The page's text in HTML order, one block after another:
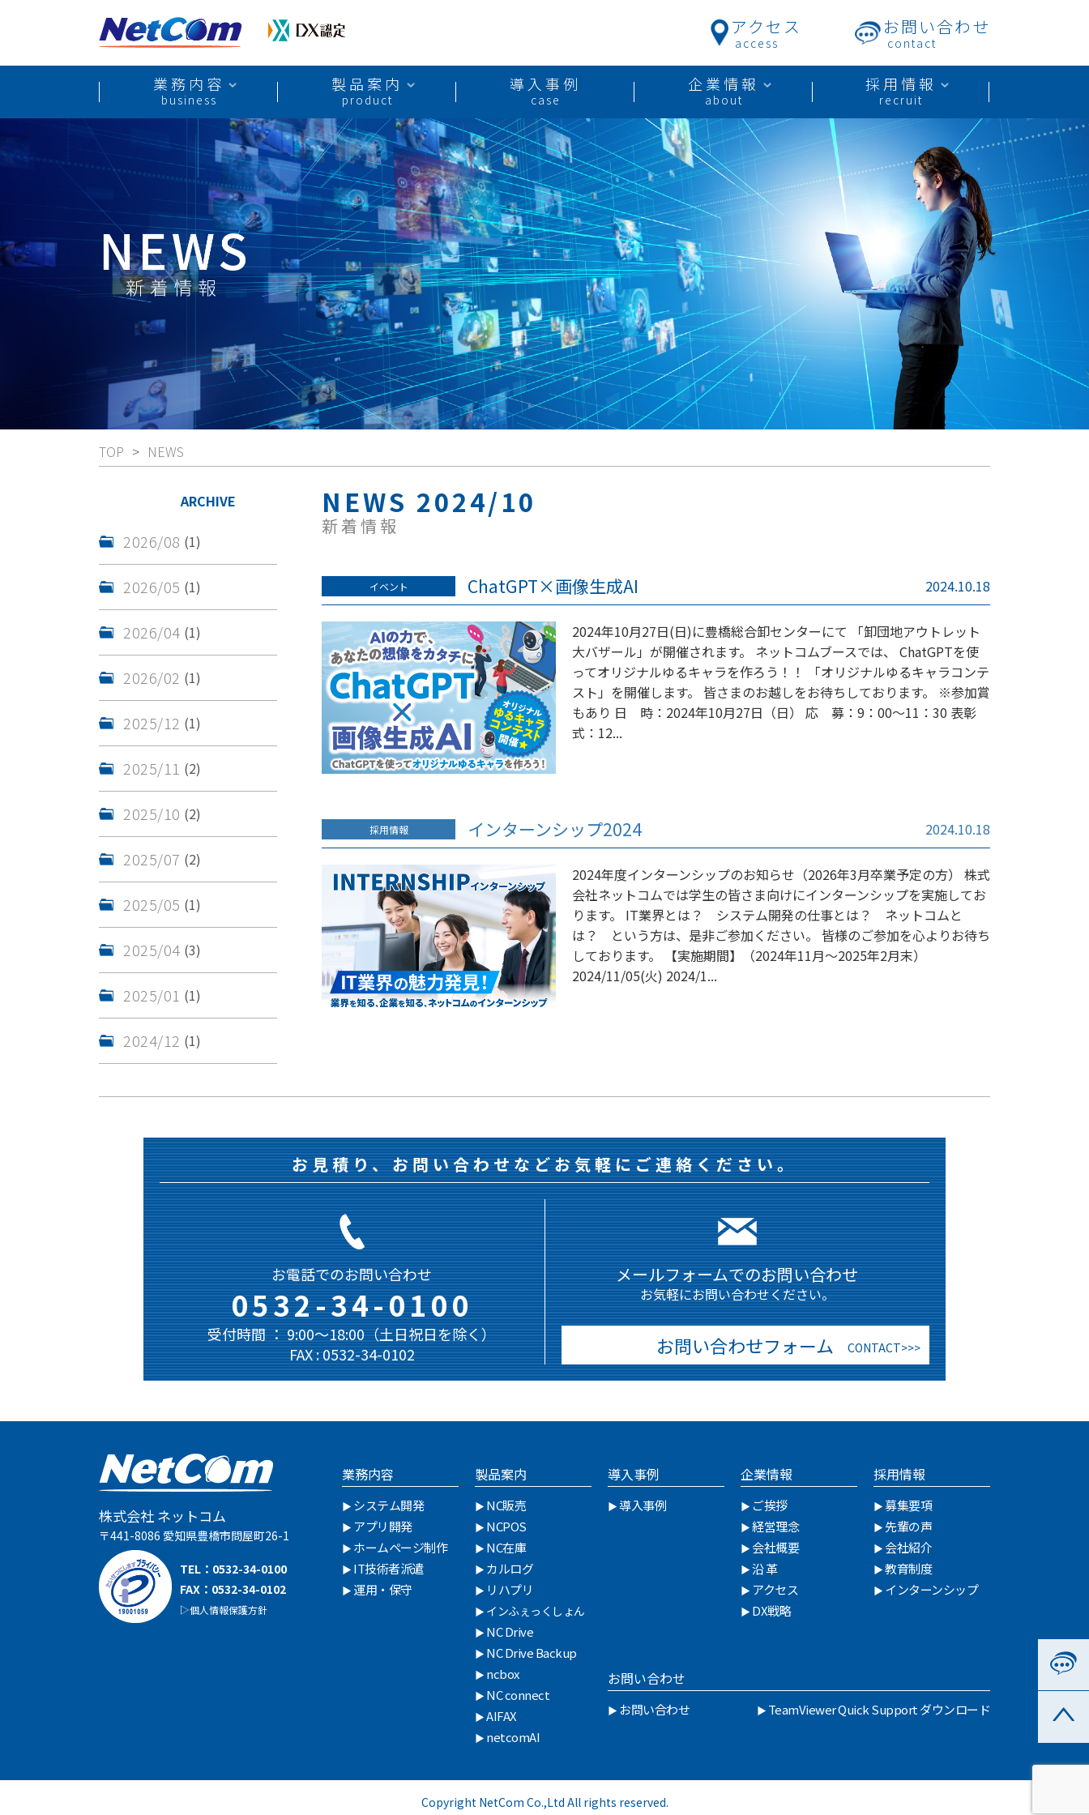
アクセス
access
お問い合わせ
contact
業務内容
business
製品案内
product
導入事例
case
企業情報
about
採用情報
recruit
TOP NEWS
NEWS 2024/10
新着情報
ChatGPT×画像生成AI
イベント 2024.10.18
2024年10月27日(日)に豊橋総合卸センターにて 「卸団地アウトレット
大バザール」が開催されます。 ネットコムブースでは、 ChatGPTを使
ってオリジナルゆるキャラを作ろう！！ 「オリジナルゆるキャラコンテ
スト」を開催します。 皆さまのお越しをお待ちしております。 ※参加賞
もあり 日 時：2024年10月27日（日） 応 募：9：00～11：30 表彰
式：12...
インターンシップ2024
採用情報 2024.10.18
2024年度インターンシップのお知らせ（2026年3月卒業予定の方） 株式
会社ネットコムでは学生の皆さま向けにインターンシップを実施してお
ります。 IT業界とは？ システム開発の仕事とは？ ネットコムと
は？ という方は、是非ご参加ください。 皆様のご参加を心よりお待ち
しております。 【実施期間】（2024年11月～2025年2月末）
2024/11/05(火) 2024/1...
ARCHIVE
2026/08 (1)
2026/05 (1)
2026/04 (1)
2026/02 (1)
2025/12 (1)
2025/11 (2)
2025/10 (2)
2025/07 (2)
2025/05 (1)
2025/04 (3)
2025/01 (1)
2024/12 (1)
お見積り、お問い合わせなどお気軽にご連絡ください。
お電話でのお問い合わせ
0532-34-0100
受付時間 ： 9:00～18:00（土日祝日を除く）
FAX : 0532-34-0102
メールフォームでのお問い合わせ
お気軽にお問い合わせください。
お問い合わせフォーム CONTACT
株式会社 ネットコム
〒441-8086 愛知県豊橋市問屋町26-1
TEL： 0532-34-0100
FAX：0532-34-0102
個人情報保護方針
業務内容
システム開発
アプリ開発
ホームページ制作
IT技術者派遣
運用・保守
製品案内
NC販売
NCPOS
NC在庫
カルログ
リハプリ
インふぇっくしょん
NC Drive
NC Drive Backup
ncbox
NC connect
AIFAX
netcomAI
導入事例
導入事例
企業情報
ご挨拶
経営理念
会社概要
沿 革
アクセス
DX戦略
採用情報
募集要項
先輩の声
会社紹介
教育制度
インターンシップ
お問い合わせ
お問い合わせ TeamViewer Quick Support ダウンロード
Copyright NetCom Co.,Ltd All rights reserved.